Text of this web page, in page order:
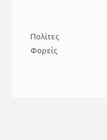
Πολίτες
Φορείς